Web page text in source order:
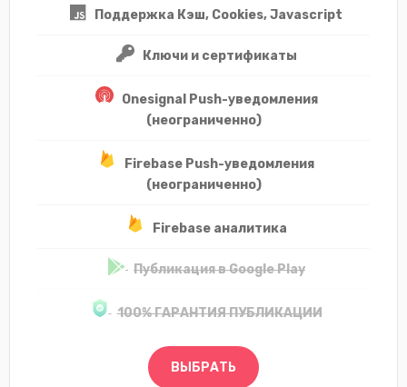
Поддержка Кэш, Cookies, Javascript
Ключи и сертификаты
Onesignal Push-уведомления
(неограниченно)
Firebase Push-уведомления
(неограниченно)
Firebase аналитика
Публикация в Google Play
100% ГАРАНТИЯ ПУБЛИКАЦИИ
ВЫБРАТЬ